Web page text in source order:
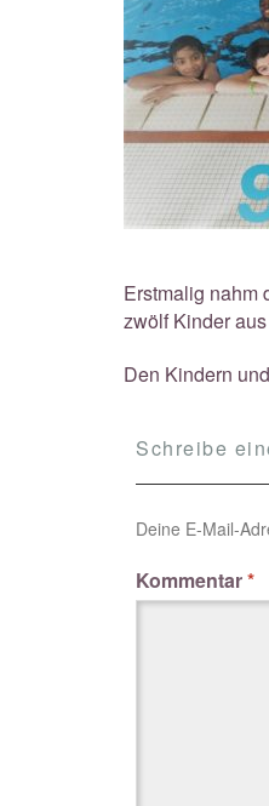
Erstmalig nahm
zwölf Kinder
Den Kindern
Schreibe
Deine E-Mail-
Kommentar*